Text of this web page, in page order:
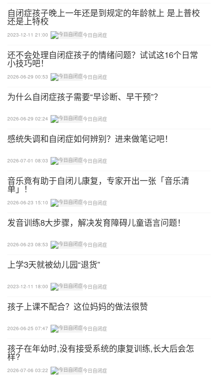
3、纠正随地大小便的习惯。
4、纠正小便次数及大便无规律。
(四)训练洗手、洗脸
1、方法：工序分解法、图片提示法
为为止。
(3)养成节约用水的好习惯。
小的物件、药品摆放
(一)一致性(二)注重生活情境(三)合理强化(四)反复练
习
自闭症孩子晚上一年还是到规定的年龄就上 是上普校
还是上特校
2023-12-11 21:00 今日自闭症
还不会处理自闭症孩子的情绪问题？试试这16个日常
小技巧吧！
2026-06-29 00:53 今日自闭症
为什么自闭症孩子需要“早诊断、早干预”？
2026-06-29 02:24 今日自闭症
感统失调和自闭症如何辨别？进来做笔记吧！
2026-07-01 08:03 今日自闭症
音乐竟有助于自闭儿康复，专家开出一张「音乐清
单」！
2026-06-23 15:10 今日自闭症
发音训练8大步骤，解决发育障碍儿童语言问题！
2026-06-23 08:53 今日自闭症
上学3天就被幼儿园“退货”
2023-12-11 18:00 今日自闭症
孩子上课不配合？这位妈妈的做法很赞
2026-06-25 07:47 今日自闭症
孩子在年幼时,没有接受系统的康复训练,长大后会怎
样?
2026-07-06 03:22 今日自闭症